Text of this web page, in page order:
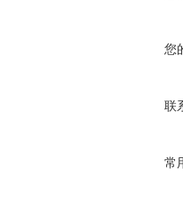
您
联
常